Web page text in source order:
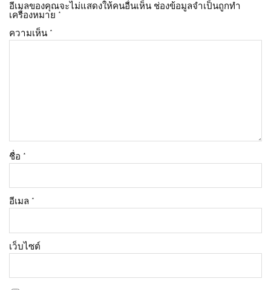
อีเมลของคุณจะไม่แสดงให้คนอื่นเห็น ช่องข้อมูลจำเป็นถูกทำ
เครื่องหมาย *
ความเห็น *
ชื่อ *
อีเมล *
เว็บไซต์